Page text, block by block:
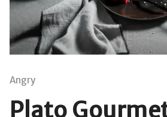
Angry
Plato